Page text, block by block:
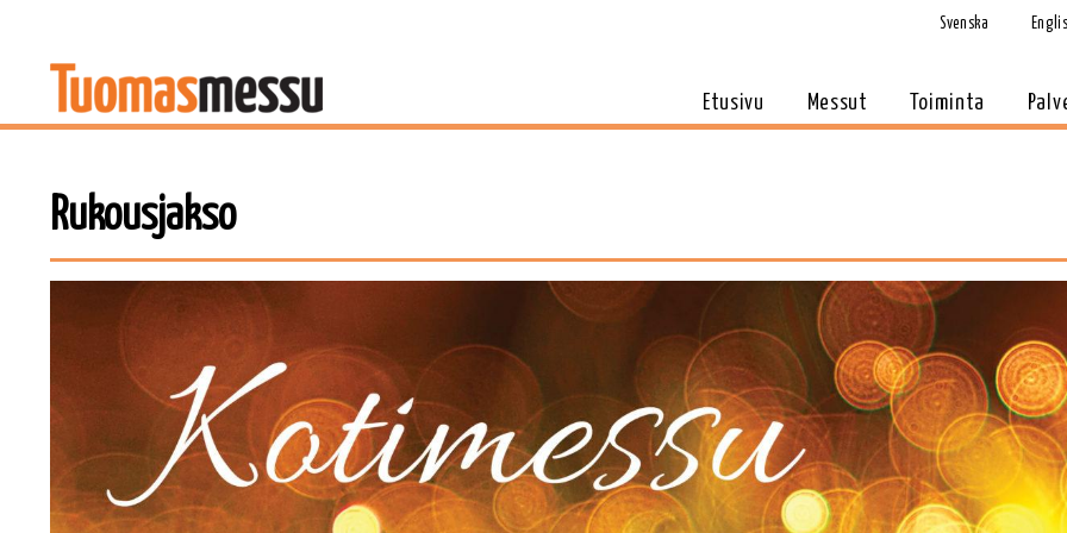
Svenska
Etusivu Messut Toiminta
Rukousjakso